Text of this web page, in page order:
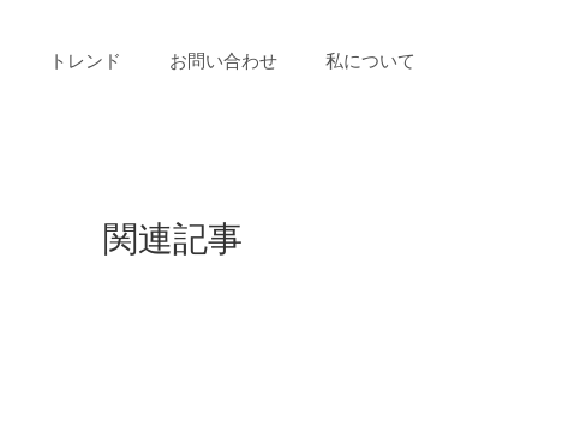
トレンド お問い合わせ 私について
関連記事